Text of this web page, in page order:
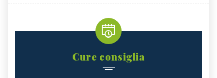
Cure consiglia